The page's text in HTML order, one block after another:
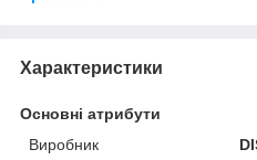
Характеристики
Основні атрибути
Виробник